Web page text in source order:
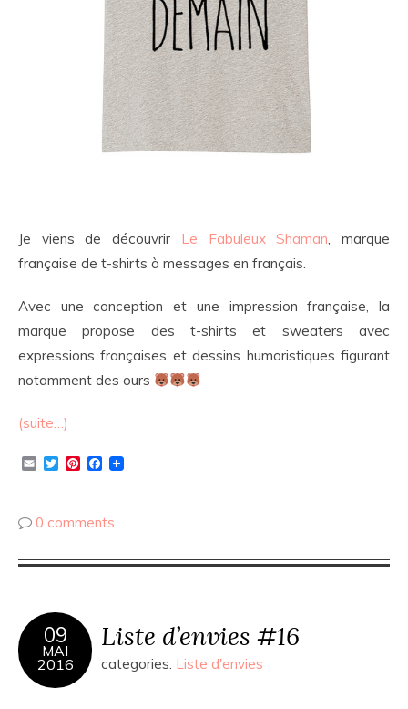
Je viens de découvrir Le Fabuleux Shaman, marque
française de t-shirts à messages en français.
Avec une conception et une impression française, la
marque propose des t-shirts et sweaters avec
expressions françaises et dessins humoristiques figurant
notamment des ours
(suite…)
EmailTwitterPinterestFacebook
0 comments
09
MAI
2016
Liste d’envies #16
categories: Liste d'envies